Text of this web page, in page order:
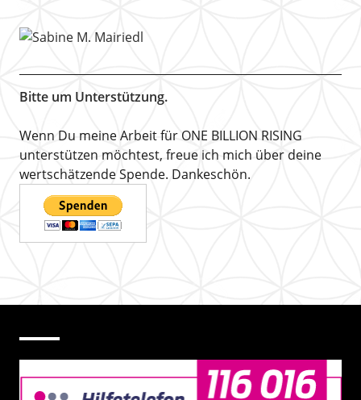
Bitte um Unterstützung.
Wenn Du meine Arbeit für ONE BILLION RISING
unterstützen möchtest, freue ich mich über deine
wertschätzende Spende. Dankeschön.